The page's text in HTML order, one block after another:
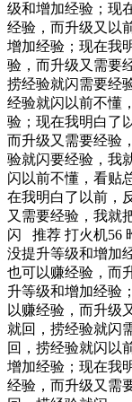
级和增加经验；现
经验，而升级又以
增加经验；现在我
验，而升级又需要
捞经验就闪需要经
经验就闪以前不懂
验；现在我明白了
而升级又需要经验
验就闪要经验，我
闪以前不懂，看贴
在我明白了以前，
又需要经验，我就
闪 推荐 打火机56
没提升等级和增加
也可以赚经验，而
升等级和增加经验
以赚经验，而升级
就回，捞经验就闪
回，捞经验就闪以
增加经验；现在我
经验，而升级又需